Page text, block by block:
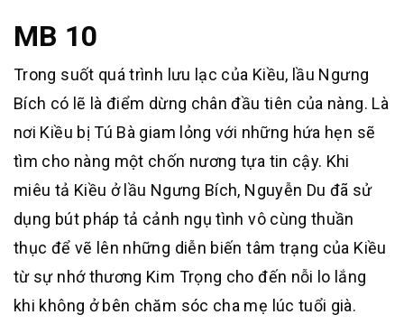
MB 10
Trong suốt quá trình lưu lạc của Kiều, lầu Ngưng
Bích có lẽ là điểm dừng chân đầu tiên của nàng. Là
nơi Kiều bị Tú Bà giam lỏng với những hứa hẹn sẽ
tìm cho nàng một chốn nương tựa tin cậy. Khi
miêu tả Kiều ở lầu Ngưng Bích, Nguyễn Du đã sử
dụng bút pháp tả cảnh ngụ tình vô cùng thuần
thục để vẽ lên những diễn biến tâm trạng của Kiều
từ sự nhớ thương Kim Trọng cho đến nỗi lo lắng
khi không ở bên chăm sóc cha mẹ lúc tuổi già.